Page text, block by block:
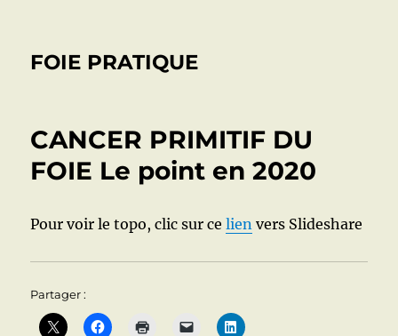
FOIE PRATIQUE
CANCER PRIMITIF DU
FOIE Le point en 2020
Pour voir le topo, clic sur celien vers Slideshare
Partager :